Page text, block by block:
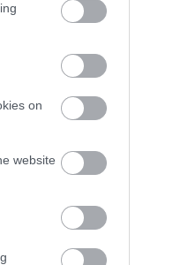
on
website